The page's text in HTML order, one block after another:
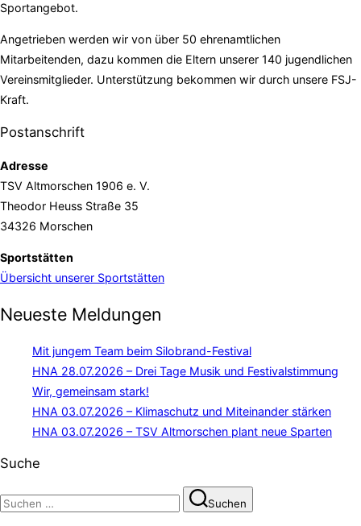
Sportangebot.
Angetrieben werden wir von über 50 ehrenamtlichen
Mitarbeitenden, dazu kommen die Eltern unserer 140 jugendlichen
Vereinsmitglieder. Unterstützung bekommen wir durch unsere FSJ-
Kraft.
Postanschrift
Adresse
TSV Altmorschen 1906 e. V.
Theodor Heuss Straße 35
34326 Morschen
Sportstätten
Übersicht unserer Sportstätten
Neueste Meldungen
Mit jungem Team beim Silobrand-Festival
HNA 28.07.2026 – Drei Tage Musik und Festivalstimmung
Wir, gemeinsam stark!
HNA 03.07.2026 – Klimaschutz und Miteinander stärken
HNA 03.07.2026 – TSV Altmorschen plant neue Sparten
Suche
Suchen
nach:
Suchen